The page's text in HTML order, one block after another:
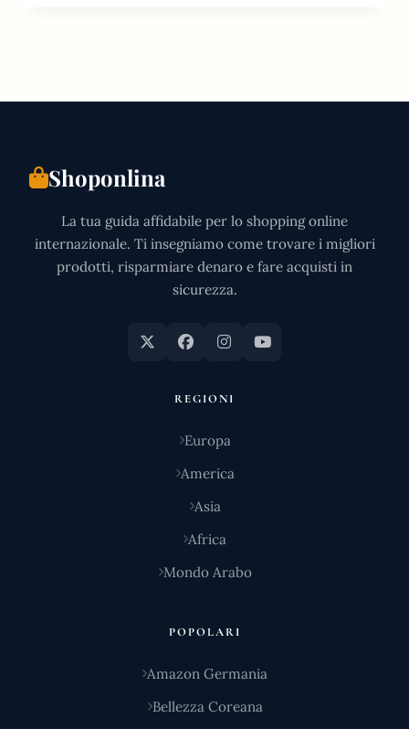
MIGLIORI
Shoponlina
La tua guida affidabile per lo shopping online
internazionale. Ti insegniamo come trovare i migliori
prodotti, risparmiare denaro e fare acquisti in
sicurezza.
REGIONI
Europa
America
Asia
Africa
Mondo Arabo
POPOLARI
Amazon Germania
Bellezza Coreana